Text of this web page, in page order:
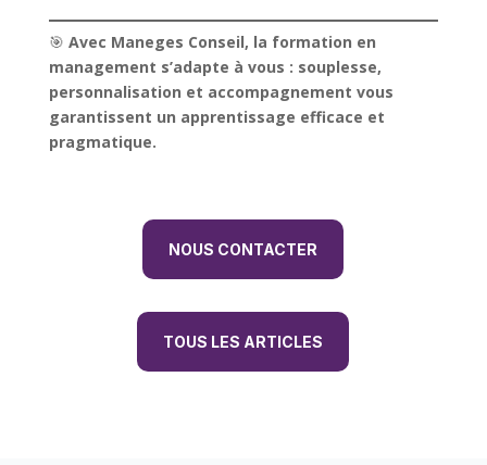
🎯 Avec Maneges Conseil, la formation en
management s’adapte à vous : souplesse,
personnalisation et accompagnement vous
garantissent un apprentissage efficace et
pragmatique.
NOUS CONTACTER
TOUS LES ARTICLES